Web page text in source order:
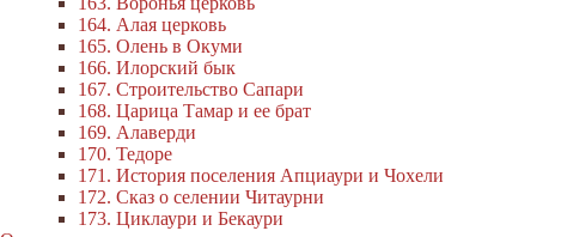
164. Алая церковь
165. Олень в Окуми
166. Илорский бык
167. Строительство Сапари
168. Царица Тамар и ее брат
169. Алаверди
170. Тедоре
171. История поселения Апциаури и Чохели
172. Сказ о селении Читаурни
173. Циклаури и Бекаури